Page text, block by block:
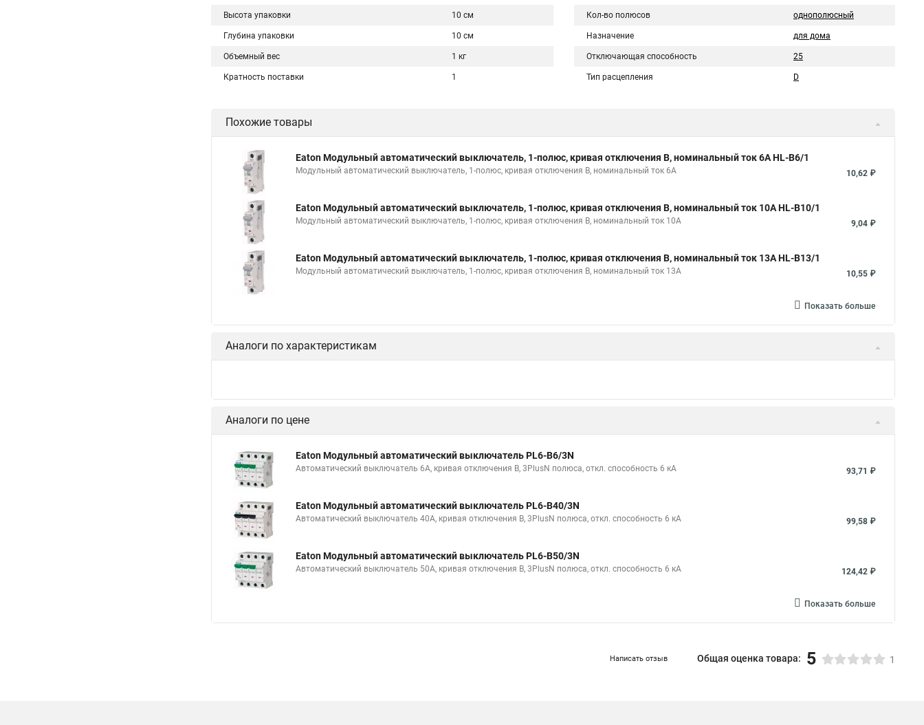
Высота упаковки 10 см
Глубина упаковки 10 см
Объемный вес 1 кг
Кратность поставки 1
Кол-во полюсов однополюсный
Назначение для дома
Отключающая способность 25
Тип расцепления D
Похожие товары
Eaton Модульный автоматический выключатель, 1-полюс, кривая отключения B, номинальный ток 6А HL-B6/1
Модульный автоматический выключатель, 1-полюс, кривая отключения B, номинальный ток 6А 10,62 ₽
Eaton Модульный автоматический выключатель, 1-полюс, кривая отключения B, номинальный ток 10А HL-B10/1
Модульный автоматический выключатель, 1-полюс, кривая отключения B, номинальный ток 10А 9,04 ₽
Eaton Модульный автоматический выключатель, 1-полюс, кривая отключения B, номинальный ток 13А HL-B13/1
Модульный автоматический выключатель, 1-полюс, кривая отключения B, номинальный ток 13А 10,55 ₽
Показать больше
Аналоги по характеристикам
Аналоги по цене
Eaton Модульный автоматический выключатель PL6-B6/3N
Автоматический выключатель 6А, кривая отключения В, 3PlusN полюса, откл. способность 6 кА 93,71 ₽
Eaton Модульный автоматический выключатель PL6-B40/3N
Автоматический выключатель 40А, кривая отключения В, 3PlusN полюса, откл. способность 6 кА 99,58 ₽
Eaton Модульный автоматический выключатель PL6-B50/3N
Автоматический выключатель 50А, кривая отключения В, 3PlusN полюса, откл. способность 6 кА 124,42 ₽
Показать больше
Написать отзыв Общая оценка товара: 5 1